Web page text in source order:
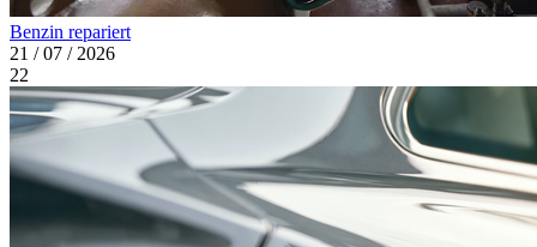
Benzin repariert
21 / 07 / 2026
22